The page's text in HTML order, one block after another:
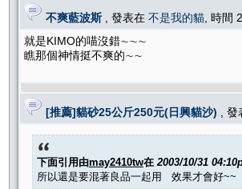
不爽藍波斯 , 發表在 不是我的貓 , 時間
就是KIMO的喵沒錯∼∼∼
瞧那個神情挺不爽的∼∼
[推薦]貓砂25公斤250元(日興貓沙) ,
下面引用由may2410tw在 2003/10/31
所以還是要混著良品一起用 效果才會好~~